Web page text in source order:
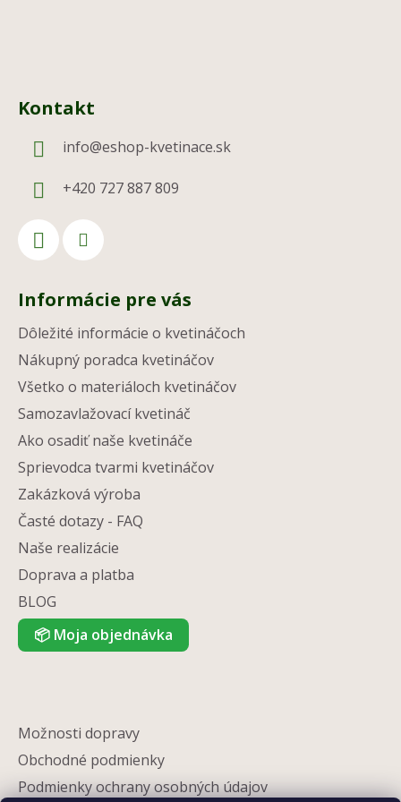
Kontakt
info@eshop-kvetinace.sk
+420 727 887 809
Informácie pre vás
Dôležité informácie o kvetináčoch
Nákupný poradca kvetináčov
Všetko o materiáloch kvetináčov
Samozavlažovací kvetináč
Ako osadiť naše kvetináče
Sprievodca tvarmi kvetináčov
Zakázková výroba
Časté dotazy - FAQ
Naše realizácie
Doprava a platba
BLOG
📦 Moja objednávka
Možnosti dopravy
Obchodné podmienky
Podmienky ochrany osobných údajov